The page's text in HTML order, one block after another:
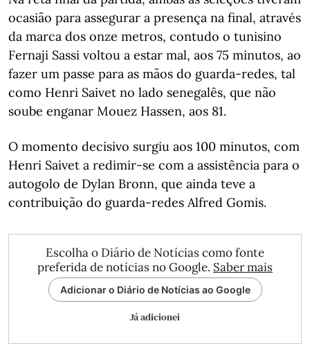
ocasião para assegurar a presença na final, através
da marca dos onze metros, contudo o tunisino
Fernaji Sassi voltou a estar mal, aos 75 minutos, ao
fazer um passe para as mãos do guarda-redes, tal
como Henri Saivet no lado senegalês, que não
soube enganar Mouez Hassen, aos 81.
O momento decisivo surgiu aos 100 minutos, com
Henri Saivet a redimir-se com a assistência para o
autogolo de Dylan Bronn, que ainda teve a
contribuição do guarda-redes Alfred Gomis.
Escolha o Diário de Notícias como fonte
preferida de notícias no Google. Saber mais
Adicionar o Diário de Notícias ao Google
Já adicionei